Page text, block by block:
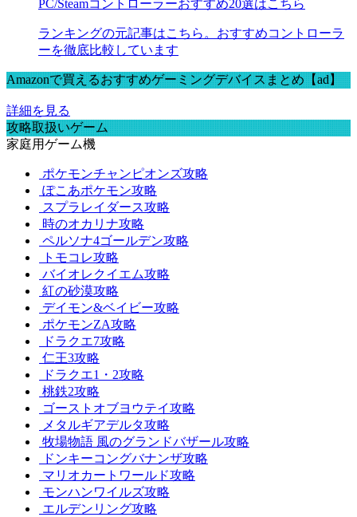
PC/Steamコントローラーおすすめ20選はこちら
ランキングの元記事はこちら。おすすめコントローラ
ーを徹底比較しています
Amazonで買えるおすすめゲーミングデバイスまとめ【ad】
詳細を見る
攻略取扱いゲーム
家庭用ゲーム機
ポケモンチャンピオンズ攻略
ぽこあポケモン攻略
スプラレイダース攻略
時のオカリナ攻略
ペルソナ4ゴールデン攻略
トモコレ攻略
バイオレクイエム攻略
紅の砂漠攻略
デイモン&ベイビー攻略
ポケモンZA攻略
ドラクエ7攻略
仁王3攻略
ドラクエ1・2攻略
桃鉄2攻略
ゴーストオブヨウテイ攻略
メタルギアデルタ攻略
牧場物語 風のグランドバザール攻略
ドンキーコングバナンザ攻略
マリオカートワールド攻略
モンハンワイルズ攻略
エルデンリング攻略